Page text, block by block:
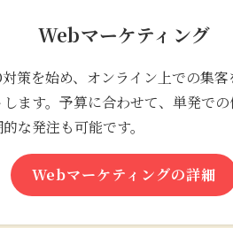
Webマーケティング
策を始め、オンライン上での集客
ます。予算に合わせて、単発での
な発注も可能です。
Webマーケティングの詳細